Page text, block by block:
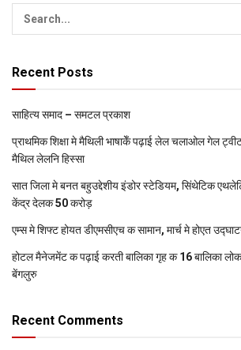
Recent Posts
साहित्य समाद – समटल प्रकाश
प्राथमिक शि‍क्षा मे मैथि‍ली भाषाकेँ पढ़ाई लेल चलाओल गेल
मैथिल लेलनि हिस्सा
सात जिला मे बनत बहुउद्देशीय इंडोर स्‍टेडि‍यम, सिंथेटिक
केंद्र देलक 50 करोड़
एम्स मे शिफ्ट होयत डीएमसीएच क सामान, मार्च मे होएत
होटल मैनेजमेंट क पढ़ाई करती बालिका गृह क 16 बालिका
बेंगलुरु
Recent Comments